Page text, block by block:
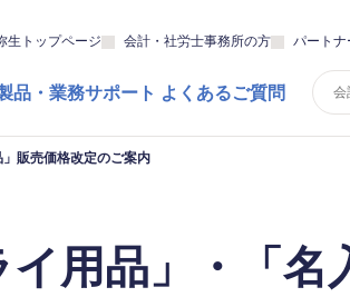
生トップページ 会計・社労士事務所の方 パート
品・業務サポート よくあるご質問
販売価格改定のご案内
イ用品」・「名